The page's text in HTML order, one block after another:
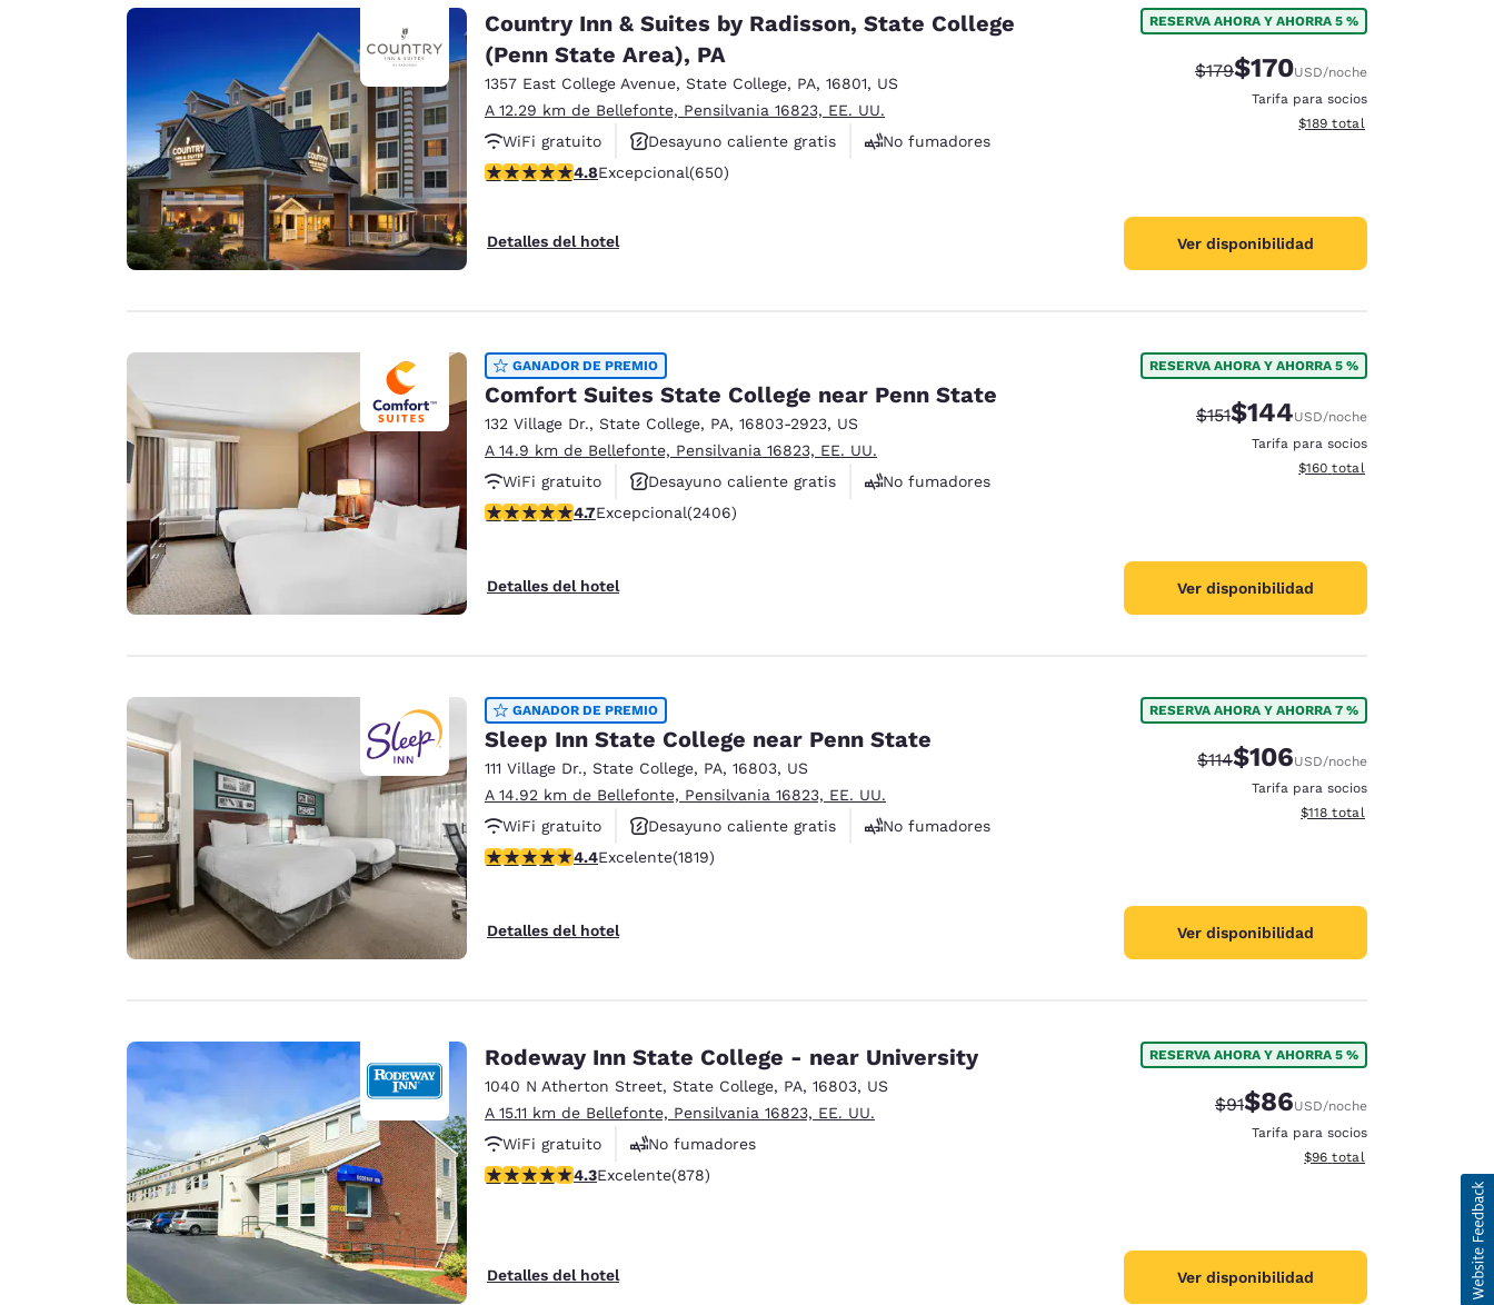
Español English
Europa
Deutschland
Deutsch
Germany
Spain
English
France
Ireland
English
Asia-Pacífico
Australia India
English
Country Inn & Suites by Radisson, State College
(Penn State Area), PA
1357 East College Avenue, State College, PA, 16801, US
A 12.29 km de Bellefonte, Pensilvania 16823, EE. UU.
WiFi gratuito
Desayuno caliente gratis
No fumadores
calificación de 4.76 estrellas. Excepcional. 650 reseñas
4.8Excepcional(650)
Detalles del hotel
RESERVA AHORA Y AHORRA 5 %
Precio tachado:
$179Precio con descuento:
$170USD/noche
Tarifa para socios
Ver detalles del total
$189 total
Ver disponibilidad
GANADOR DE PREMIO
Comfort Suites State College near Penn State
132 Village Dr., State College, PA, 16803-2923, US
A 14.9 km de Bellefonte, Pensilvania 16823, EE. UU.
WiFi gratuito
Desayuno caliente gratis
No fumadores
calificación de 4.67 estrellas. Excepcional. 2406 reseñas
4.7Excepcional(2406)
Detalles del hotel
RESERVA AHORA Y AHORRA 5 %
Precio tachado:
$151Precio con descuento:
$144USD/noche
Tarifa para socios
Ver detalles del total
$160 total
Ver disponibilidad
GANADOR DE PREMIO
Sleep Inn State College near Penn State
111 Village Dr., State College, PA, 16803, US
A 14.92 km de Bellefonte, Pensilvania 16823, EE. UU.
WiFi gratuito
Desayuno caliente gratis
No fumadores
calificación de 4.39 estrellas. Excelente. 1819 reseñas
4.4Excelente(1819)
Detalles del hotel
RESERVA AHORA Y AHORRA 7 %
Precio tachado:
$114Precio con descuento:
$106USD/noche
Tarifa para socios
Ver detalles del total
$118 total
Ver disponibilidad
Rodeway Inn State College - near University
1040 N Atherton Street, State College, PA, 16803, US
A 15.11 km de Bellefonte, Pensilvania 16823, EE. UU.
WiFi gratuito
No fumadores
calificación de 4.3 estrellas. Excelente. 878 reseñas
4.3Excelente(878)
Detalles del hotel
RESERVA AHORA Y AHORRA 5 %
Precio tachado:
$91Precio con descuento:
$86USD/noche
Tarifa para socios
Ver detalles del total
$96 total
Ver disponibilidad